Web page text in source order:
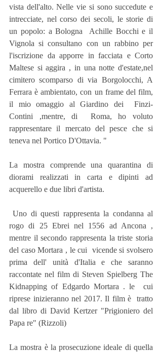
vista dell'alto. Nelle vie si sono succedute e
intrecciate, nel corso dei secoli, le storie di
un popolo: a Bologna  Achille Bocchi e il
Vignola si consultano con un rabbino per
l'iscrizione da apporre in facciata e Corto
Maltese si aggira , in una notte d'estate,nel
cimitero scomparso di via Borgolocchi, A
Ferrara è ambientato, con un frame del film,
il mio omaggio al Giardino dei  Finzi-
Contini ,mentre, di  Roma, ho voluto
rappresentare il mercato del pesce che si
teneva nel Portico D'Ottavia. "
La mostra comprende una quarantina di
diorami realizzati in carta e dipinti ad
acquerello e due libri d'artista.
Uno di questi rappresenta la condanna al
rogo di 25 Ebrei nel 1556 ad Ancona ,
mentre il secondo rappresenta la triste storia
del caso Mortara , le cui  vicende si svolsero
prima dell' unità d'Italia e che saranno
raccontate nel film di Steven Spielberg The
Kidnapping of Edgardo Mortara . le  cui
riprese inizieranno nel 2017. Il film è  tratto
dal libro di David Kertzer "Prigioniero del
Papa re" (Rizzoli)
La mostra è la prosecuzione ideale di quella